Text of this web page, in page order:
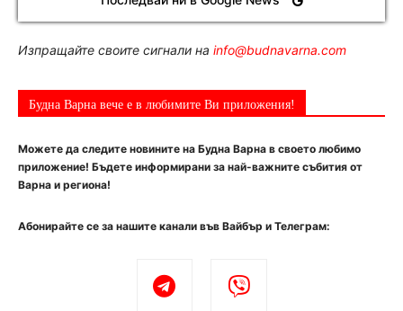
Изпращайте своите сигнали на info@budnavarna.com
Будна Варна вече е в любимите Ви приложения!
Можете да следите новините на Будна Варна в своето любимо
приложение! Бъдете информирани за най-важните събития от
Варна и региона!
Абонирайте се за нашите канали във Вайбър и Телеграм: